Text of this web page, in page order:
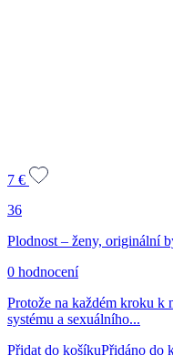
7 €
36
Plodnost – ženy, originální
0 hodnocení
Protože na každém kroku k
systému a sexuálního...
Přidat do košíkuPřidáno do